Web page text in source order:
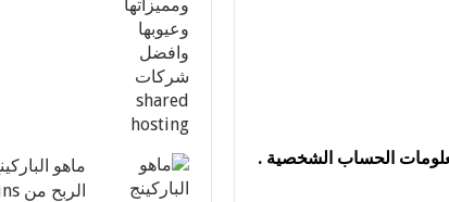
الحساب الشخصية .
ماهو
الربح من Parked domains